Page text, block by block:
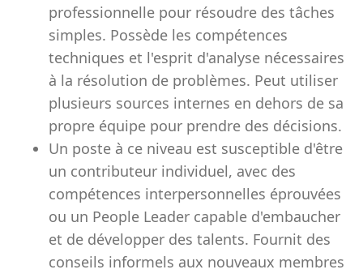
professionnelle pour résoudre des tâches
simples. Possède les compétences
techniques et l'esprit d'analyse nécessaires
à la résolution de problèmes. Peut utiliser
plusieurs sources internes en dehors de sa
propre équipe pour prendre des décisions.
Un poste à ce niveau est susceptible d'être
un contributeur individuel, avec des
compétences interpersonnelles éprouvées
ou un People Leader capable d'embaucher
et de développer des talents. Fournit des
conseils informels aux nouveaux membres